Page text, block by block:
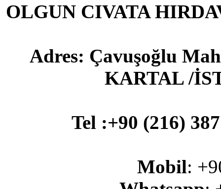
OLGUN CIVATA
Adres: Çavuşoğlu
KARTAL /
Tel :+90 (216)
Mobil: